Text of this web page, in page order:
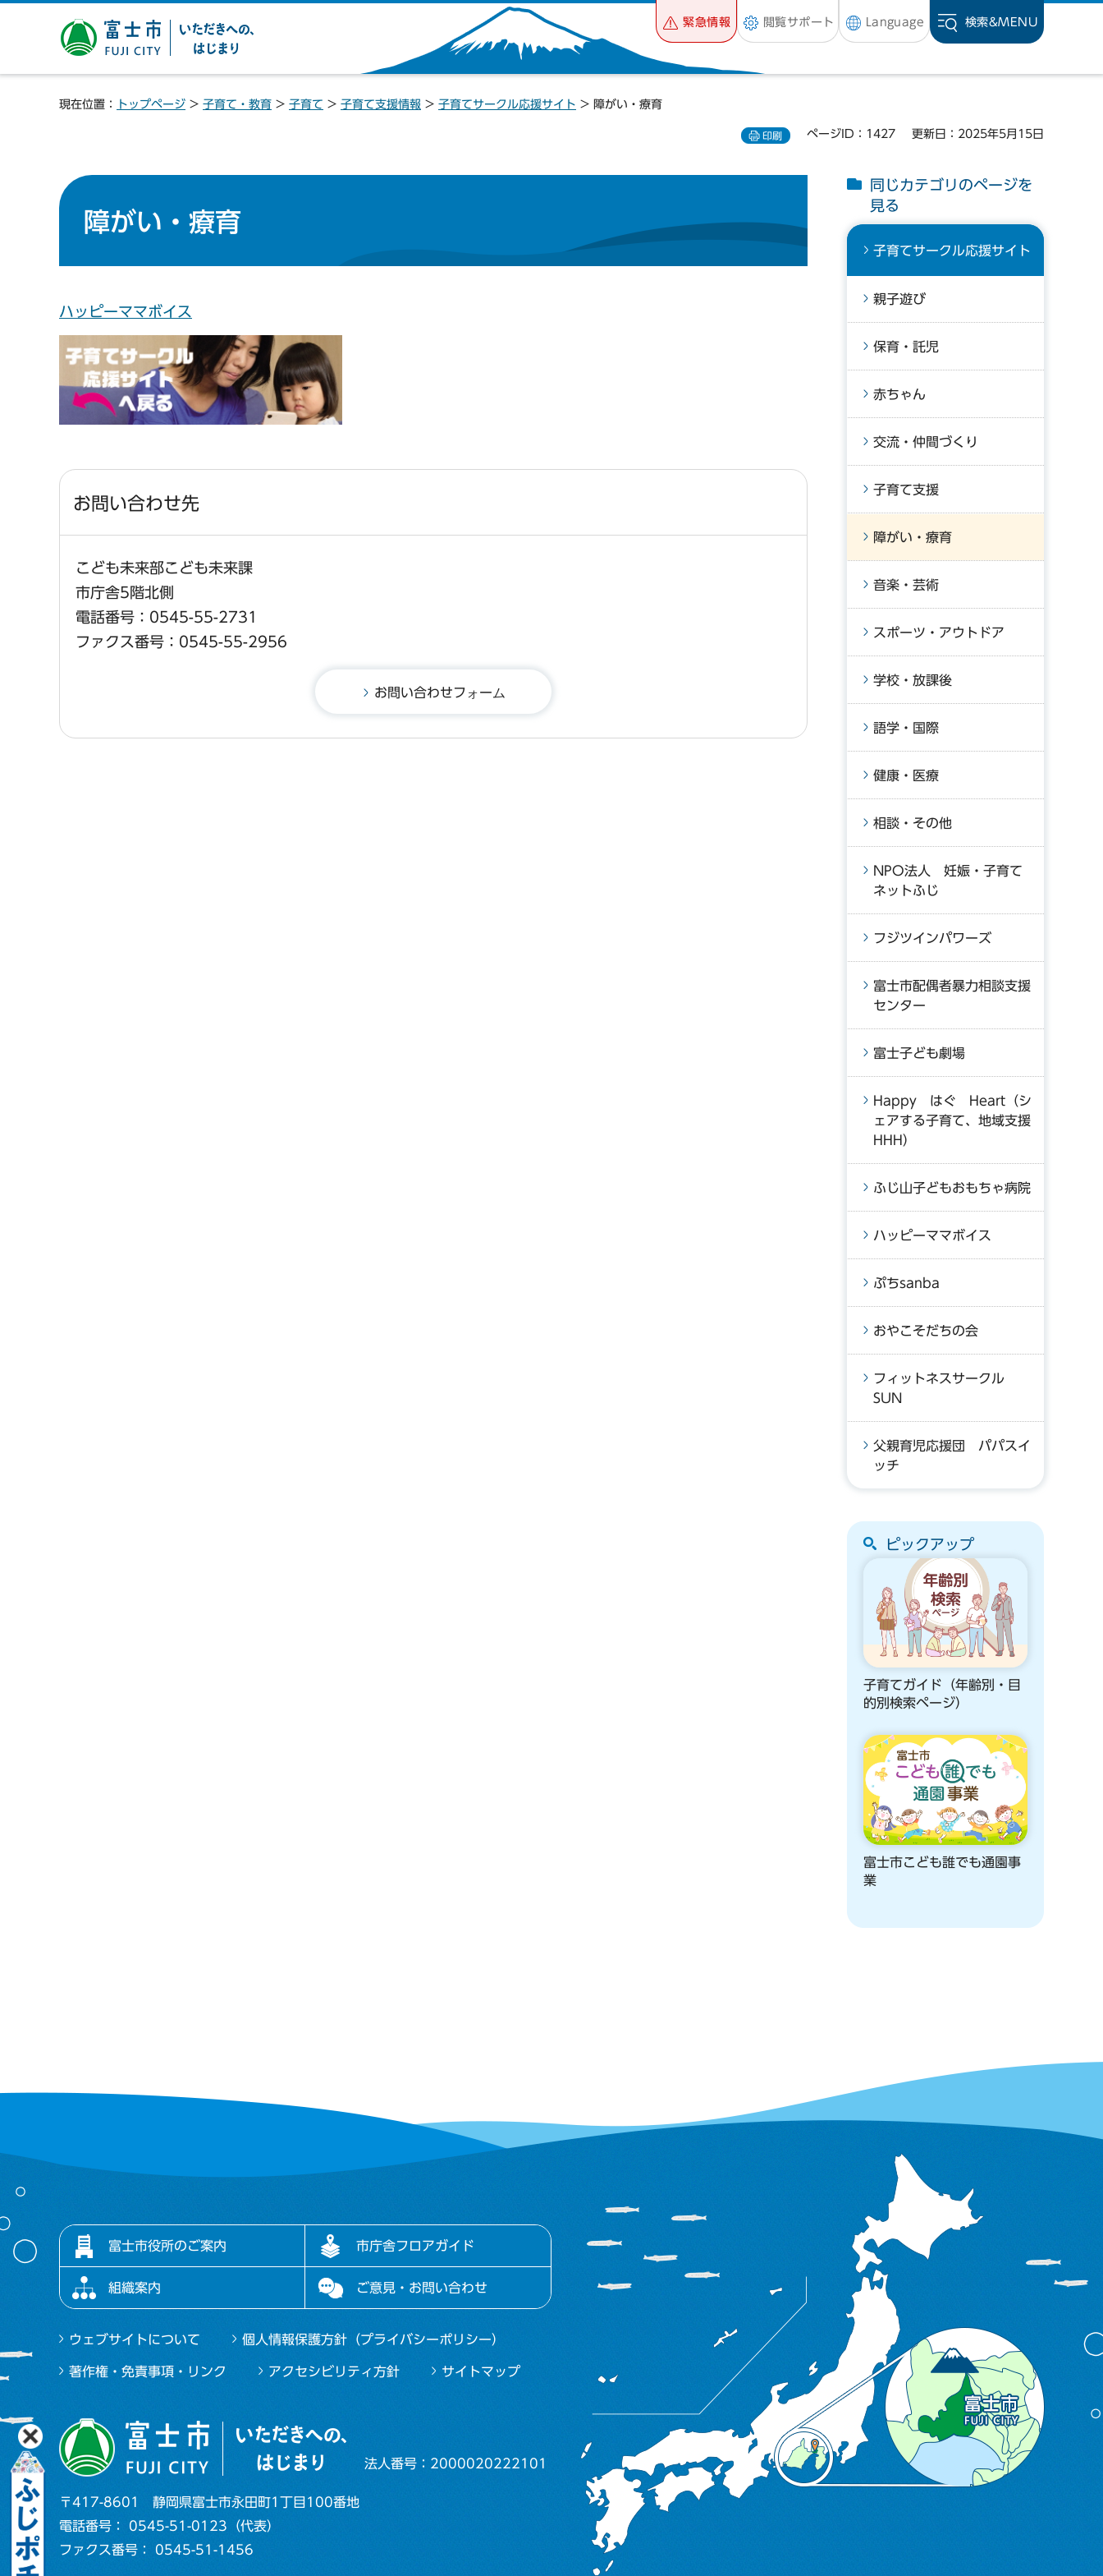
富士市 いただきへの、は
じまり
緊急情報 閲覧サポート Language 検索&MENU
現在位置： トップページ > 子育て・教育 > 子育て > 子育て支援情報 > 子育てサークル応援サイト > 障がい・療育
印刷 ページID：1427 更新日：2025年5月15日
障がい・療育
ハッピーママボイス
お問い合わせ先
こども未来部こども未来課
市庁舎5階北側
電話番号：0545-55-2731
ファクス番号：0545-55-2956
同じカテゴリのページを
見る
子育てサークル応援サイト
親子遊び
保育・託児
赤ちゃん
交流・仲間づくり
子育て支援
障がい・療育
音楽・芸術
スポーツ・アウトドア
学校・放課後
語学・国際
健康・医療
相談・その他
NPO法人 妊娠・子育て
ネットふじ
フジツインパワーズ
富士市配偶者暴力相談支援
センター
富士子ども劇場
Happy はぐ Heart（シ
ェアする子育て、地域支援
HHH）
ふじ山子どもおもちゃ病院
ハッピーママボイス
ぷちsanba
おやこそだちの会
フィットネスサークル
SUN
父親育児応援団 パパスイ
ッチ
ピックアップ
子育てガイド（年齢別・目
的別検索ページ）
富士市こども誰でも通園事
業
富士市役所のご案内 市庁舎フロアガイド
組織案内 ご意見・お問い合わせ
ウェブサイトについて 個人情報保護方針（プライバシーポリシー）
著作権・免責事項・リンク アクセシビリティ方針 サイトマップ
法人番号：2000020222101
〒417-8601 静岡県富士市永田町1丁目100番地
電話番号： 0545-51-0123（代表）
ファクス番号： 0545-51-1456